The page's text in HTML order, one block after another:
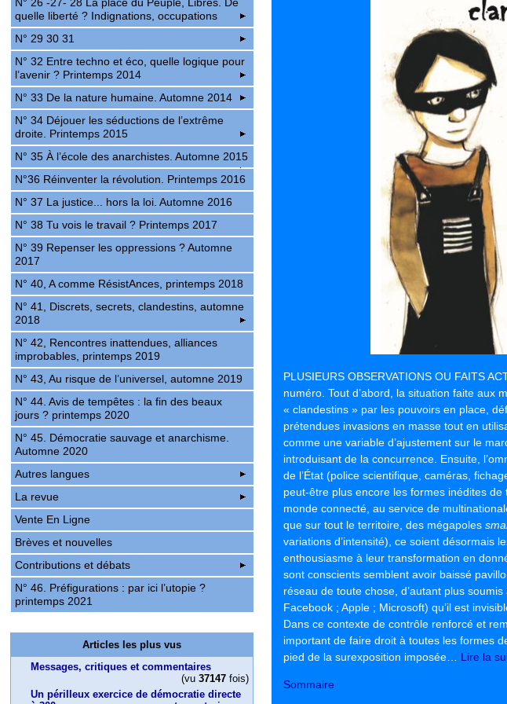
PLUSIEURS OBSERVATIONS OU FAITS
numéro. Tout d’abord, la situation faite aux
« clandestins » par les pouvoirs en place,
prétendues invasions en masse tout en
comme une variable d’ajustement sur le
introduisant de la concurrence. Ensuite,
de l’État (police scientifique, caméras,
peut-être plus encore les formes inédites
monde connecté, au service de
que sur tout le territoire, des mégapoles
variations d’intensité), ce soient désormais
enthousiasme à leur transformation en
sont conscients semblent avoir baissé
réseau de toute chose, d’autant plus
Facebook ; Apple ; Microsoft) qu’il est
Dans ce contexte de contrôle renforcé et
important de faire droit à toutes les formes
pied de la surexposition imposée… Lire la
Sommaire
quelle liberté ? Indignations, occupations
N° 29 30 31
N° 32 Entre techno et éco, quelle logique pour
l’avenir ? Printemps 2014
N° 33 De la nature humaine. Automne 2014
N° 34 Déjouer les séductions de l’extrême
droite. Printemps 2015
N° 35 À l’école des anarchistes. Automne 2015
N°36 Réinventer la révolution. Printemps 2016
N° 37 La justice... hors la loi. Automne 2016
N° 38 Tu vois le travail ? Printemps 2017
N° 39 Repenser les oppressions ? Automne
2017
N° 40, A comme RésistAnces, printemps 2018
N° 41, Discrets, secrets, clandestins, automne
2018
N° 42, Rencontres inattendues, alliances
improbables, printemps 2019
N° 43, Au risque de l’universel, automne 2019
N° 44. Avis de tempêtes : la fin des beaux
jours ? printemps 2020
N° 45. Démocratie sauvage et anarchisme.
Automne 2020
Autres langues
La revue
Vente En Ligne
Brèves et nouvelles
Contributions et débats
N° 46. Préfigurations : par ici l’utopie ?
printemps 2021
Articles les plus vus
Messages, critiques et commentaires
(vu 37147fois)
Un périlleux exercice de démocratie directe